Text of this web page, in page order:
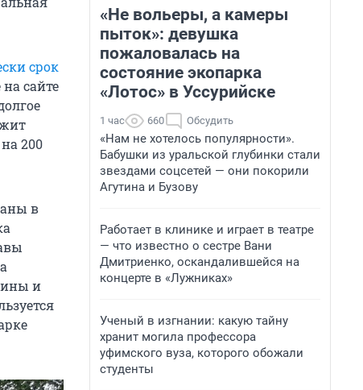
срок
сайте
200
в
и
«Не вольеры, а камеры
пыток»: девушка
пожаловалась на
состояние экопарка
«Лотос» в Уссурийске
1 час 660 Обсудить
«Нам не хотелось популярности».
Бабушки из уральской глубинки стали
звездами соцсетей — они покорили
Агутина и Бузову
Работает в клинике и играет в театре
— что известно о сестре Вани
Дмитриенко, оскандалившейся на
концерте в «Лужниках»
Ученый в изгнании: какую тайну
хранит могила профессора
уфимского вуза, которого обожали
студенты